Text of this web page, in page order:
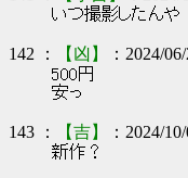
いつ撮影したんや
142 ： 【凶】 ：2024/
500円
安っ
143 ： 【吉】 ：2024/
新作？